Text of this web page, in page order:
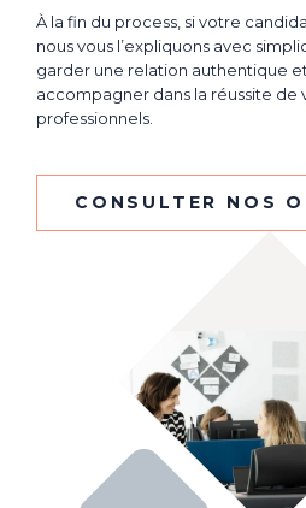
À la fin du process, si votre
nous vous l’expliquons avec
garder une relation authentique
accompagner dans la réussite de
professionnels.
CONSULTER NOS